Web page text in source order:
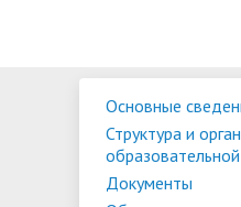
Основные
Контакты
Научная
Приемная
Для
Основные
Структура и
Документы